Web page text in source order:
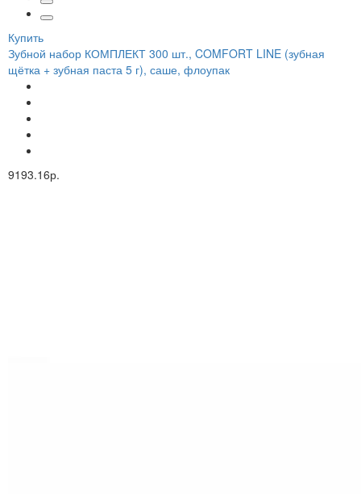
Купить
Зубной набор КОМПЛЕКТ 300 шт., COMFORT LINE (зубная
щётка + зубная паста 5 г), саше, флоупак
9193.16р.